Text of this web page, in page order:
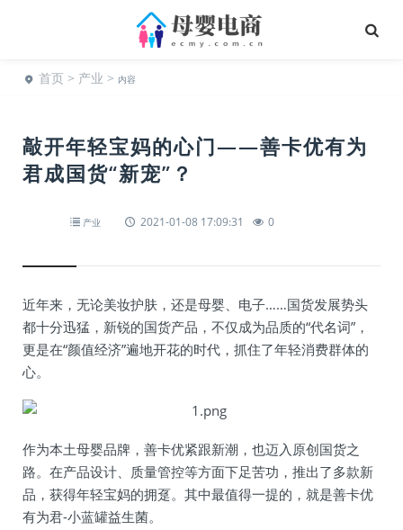
首页 > 产业 > 内容
敲开年轻宝妈的心门——善卡优有为
君成国货“新宠”？
产业 2021-01-08 17:09:31 0
近年来，无论美妆护肤，还是母婴、电子……国货发展势头
都十分迅猛，新锐的国货产品，不仅成为品质的“代名词”，
更是在“颜值经济”遍地开花的时代，抓住了年轻消费群体的
心。
作为本土母婴品牌，善卡优紧跟新潮，也迈入原创国货之
路。在产品设计、质量管控等方面下足苦功，推出了多款新
品，获得年轻宝妈的拥趸。其中最值得一提的，就是善卡优
有为君-小蓝罐益生菌。